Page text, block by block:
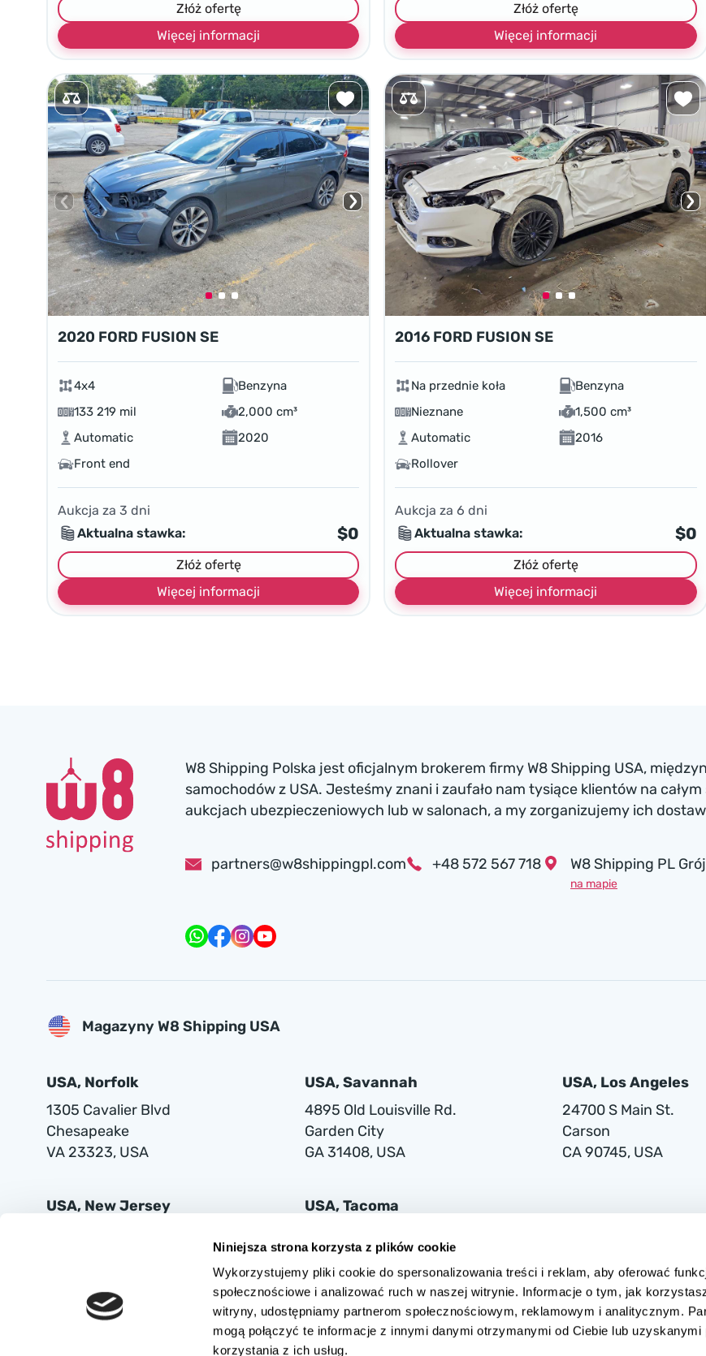
Niniejsza strona korzysta z plików cookie
Wykorzystujemy pliki cookie do spersonalizowania treści i reklam, aby oferować
społecznościowe i analizować ruch w naszej witrynie. Informacje o tym, jak
witryny, udostępniamy partnerom społecznościowym, reklamowym i analitycznym.
mogą połączyć te informacje z innymi danymi otrzymanymi od Ciebie lub uzyskanymi
korzystania z ich usług.
Złóż ofertę
Więcej informacji
Złóż ofertę
Więcej informacji
2020 FORD FUSION SE
4x4
Benzyna
133 219 mil
2,000 cm³
Automatic
2020
Front end
Aukcja za 3 dni
Aktualna stawka:
$0
Złóż ofertę
Więcej informacji
2016 FORD FUSION SE
Na przednie koła
Benzyna
Nieznane
1,500 cm³
Automatic
2016
Rollover
Aukcja za6 dni
Aktualna stawka:
$0
Złóż ofertę
Więcej informacji
W8 Shipping Polska jest oficjalnym brokerem firmy W8 Shipping USA,
samochodów z USA. Jesteśmy znani i zaufało nam tysiące klientów na
aukcjach ubezpieczeniowych lub w salonach, a my zorganizujemy ich
partners@w8shippingpl.com +48 572 567 718 W8 Shipping PL
na mapie
Magazyny W8 Shipping USA
USA, Norfolk
1305 Cavalier Blvd
Chesapeake
VA 23323, USA
USA, Savannah
4895 Old Louisville Rd.
Garden City
GA 31408, USA
USA, Los Angeles
24700 S Main St.
Carson
CA 90745, USA
USA, New Jersey
USA, Tacoma
Tacoma
WA 98421